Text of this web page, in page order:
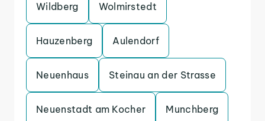
Wildberg Wolmirstedt
Hauzenberg Aulendorf
Neuenhaus Steinau an der Strasse
Neuenstadt am Kocher Munchberg